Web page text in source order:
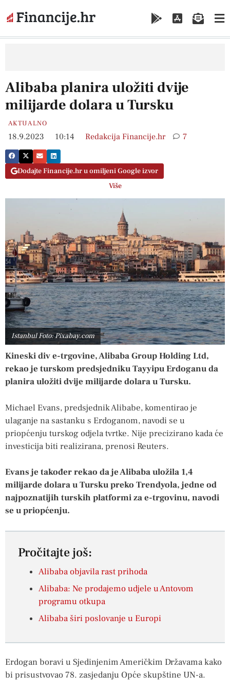
Alibaba planira uložiti dvije
milijarde dolara u Tursku
AKTUALNO
18.9.2023 10:14 Redakcija Financije.hr 7
Dodajte Financije.hr u omiljeni Google izvor
Više
Istanbul Foto: Pixabay.com
Kineski div e-trgovine, Alibaba Group Holding Ltd,
rekao je turskom predsjedniku Tayyipu Erdoganu da
planira uložiti dvije milijarde dolara u Tursku.
Michael Evans, predsjednik Alibabe, komentirao je
ulaganje na sastanku s Erdoganom, navodi se u
priopćenju turskog odjela tvrtke. Nije precizirano kada će
investicija biti realizirana, prenosi Reuters.
Evans je također rekao da je Alibaba uložila 1,4
milijarde dolara u Tursku preko Trendyola, jedne od
najpoznatijih turskih platformi za e-trgovinu, navodi
se u priopćenju.
Pročitajte još:
Alibaba objavila rast prihoda
Alibaba: Ne prodajemo udjele u Antovom
programu otkupa
Alibaba širi poslovanje u Europi
Erdogan boravi u Sjedinjenim Američkim Državama kako
bi prisustvovao 78. zasjedanju Opće skupštine UN-a.